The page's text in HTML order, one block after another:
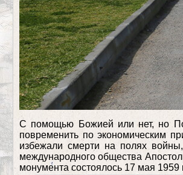
С помощью Божией или нет, но
повременить по экономическим
избежали смерти на полях
международного общества
монумента состоялось 17 мая 1959